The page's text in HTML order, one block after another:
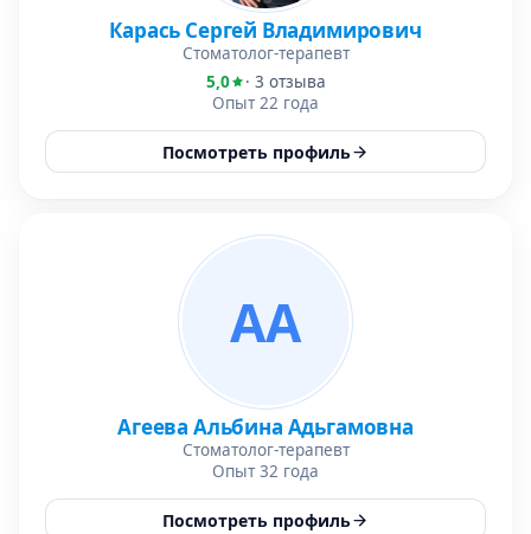
Карась Сергей Владимирович
Стоматолог-терапевт
5,0
· 3 отзыва
Опыт 22 года
Посмотреть профиль
АА
Агеева Альбина Адьгамовна
Стоматолог-терапевт
Опыт 32 года
Посмотреть профиль